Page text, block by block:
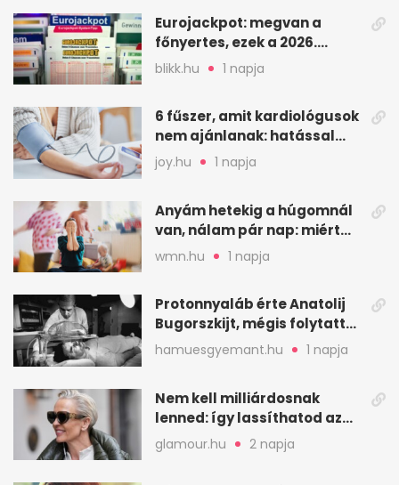
Eurojackpot: megvan a
főnyertes, ezek a 2026.
augusztus 7-i számok
blikk.hu 1 napja
6 fűszer, amit kardiológusok
nem ajánlanak: hatással
lehet a vérnyomásra
joy.hu 1 napja
Anyám hetekig a húgomnál
van, nálam pár nap: miért
fáj ennyire?
wmn.hu 1 napja
Protonnyaláb érte Anatolij
Bugorszkijt, mégis folytatta
a munkát
hamuesgyemant.hu 1 napja
Nem kell milliárdosnak
lenned: így lassíthatod az
öregedést a biológus szerint
glamour.hu 2 napja